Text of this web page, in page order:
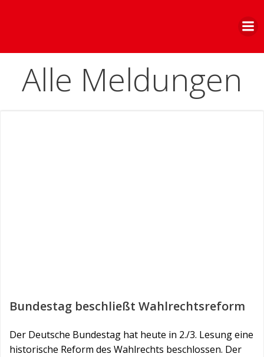
Alle Meldungen
Bundestag beschließt Wahlrechtsreform
Der Deutsche Bundestag hat heute in 2./3. Lesung eine
historische Reform des Wahlrechts beschlossen. Der